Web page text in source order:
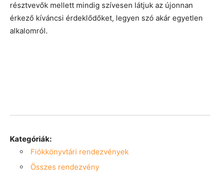
résztvevők mellett mindig szívesen látjuk az újonnan
érkező kíváncsi érdeklődőket, legyen szó akár egyetlen
alkalomról.
Kategóriák:
Fiókkönyvtári rendezvények
Összes rendezvény